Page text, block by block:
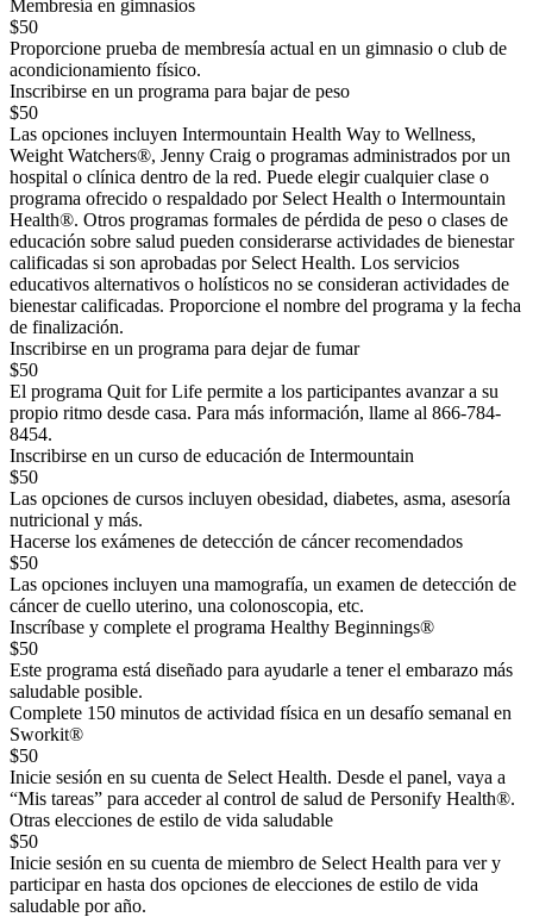
Membresía en gimnasios
$50
Proporcione prueba de membresía actual en un gimnasio o club de
acondicionamiento físico.
Inscribirse en un programa para bajar de peso
$50
Las opciones incluyen Intermountain Health Way to Wellness,
Weight Watchers®, Jenny Craig o programas administrados por un
hospital o clínica dentro de la red. Puede elegir cualquier clase o
programa ofrecido o respaldado por Select Health o Intermountain
Health®. Otros programas formales de pérdida de peso o clases de
educación sobre salud pueden considerarse actividades de bienestar
calificadas si son aprobadas por Select Health. Los servicios
educativos alternativos o holísticos no se consideran actividades de
bienestar calificadas. Proporcione el nombre del programa y la fecha
de finalización.
Inscribirse en un programa para dejar de fumar
$50
El programa Quit for Life permite a los participantes avanzar a su
propio ritmo desde casa. Para más información, llame al 866-784-
8454.
Inscribirse en un curso de educación de Intermountain
$50
Las opciones de cursos incluyen obesidad, diabetes, asma, asesoría
nutricional y más.
Hacerse los exámenes de detección de cáncer recomendados
$50
Las opciones incluyen una mamografía, un examen de detección de
cáncer de cuello uterino, una colonoscopia, etc.
Inscríbase y complete el programa Healthy Beginnings®
$50
Este programa está diseñado para ayudarle a tener el embarazo más
saludable posible.
Complete 150 minutos de actividad física en un desafío semanal en
Sworkit®
$50
Inicie sesión en su cuenta de Select Health. Desde el panel, vaya a
“Mis tareas” para acceder al control de salud de Personify Health®.
Otras elecciones de estilo de vida saludable
$50
Inicie sesión en su cuenta de miembro de Select Health para ver y
participar en hasta dos opciones de elecciones de estilo de vida
saludable por año.